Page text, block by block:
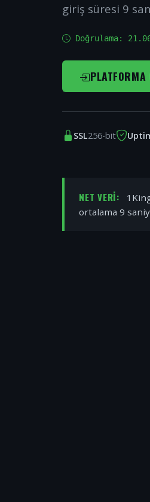
giriş süresi 9
Doğrulama:
PLATFORMA
SSL256-bit
NET VERI:
ortalama 9